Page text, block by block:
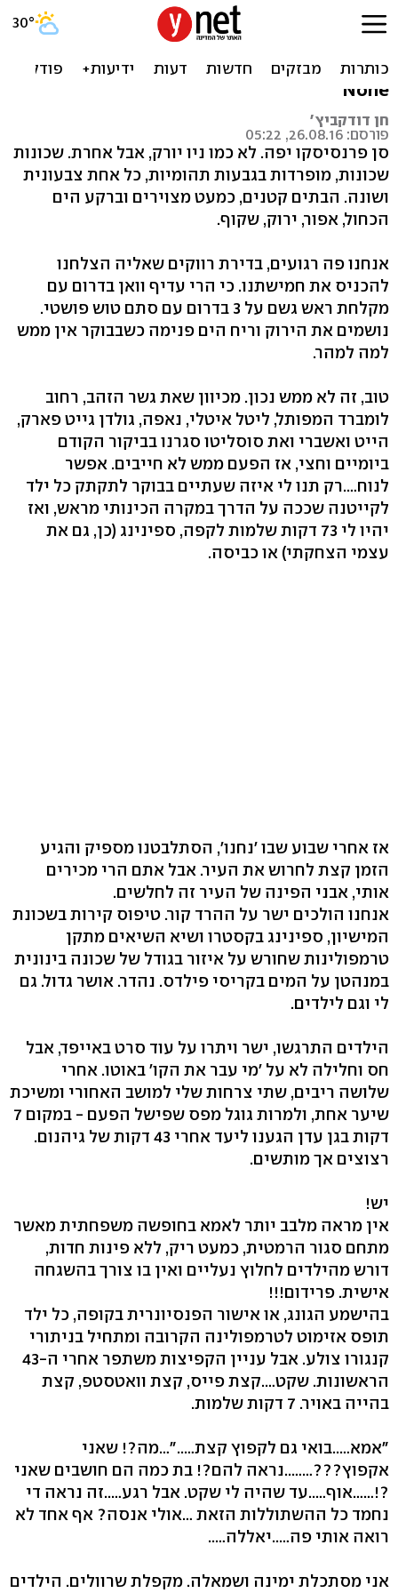
הלב בניו יורק, רצפת האגן בסן
None
חן דודקביץ'
פורסם: 26.08.16, 05:22
סן פרנסיסקו יפה. לא כמו ניו יורק, אבל אחרת. שכונות
שכונות, מופרדות בגבעות תהומיות, כל אחת צבעונית
ושונה. הבתים קטנים, כמעט מצוירים וברקע הים
הכחול, אפור, ירוק, שקוף.
אנחנו פה רגועים, בדירת רווקים שאליה הצלחנו
להכניס את חמישתנו. כי הרי עדיף וואן בדרום עם
מקלחת ראש גשם על 3 בדרום עם סתם טוש פושטי.
נושמים את הירוק וריח הים פנימה כשבבוקר אין ממש
למה למהר.
טוב, זה לא ממש נכון. מכיוון שאת גשר הזהב, רחוב
לומברד המפותל, ליטל איטלי, נאפה, גולדן גייט פארק,
הייט ואשברי ואת סוסליטו סגרנו בביקור הקודם
ביומיים וחצי, אז הפעם ממש לא חייבים. אפשר
לנוח….רק תנו לי איזה שעתיים בבוקר לתקתק כל ילד
לקייטנה שככה על הדרך במקרה הכינותי מראש, ואז
יהיו לי 73 דקות שלמות לקפה, ספינינג (כן, גם את
עצמי הצחקתי) או כביסה.
אז אחרי שבוע שבו ׳נחנו׳, הסתלבטנו מספיק והגיע
הזמן קצת לחרוש את העיר. אבל אתם הרי מכירים
אותי, אבני הפינה של העיר זה לחלשים.
אנחנו הולכים ישר על ההרד קור. טיפוס קירות בשכונת
המישיון, ספינינג בקסטרו ושיא השיאים מתקן
טרמפולינות שחורש על איזור בגודל של שכונה בינונית
במנהטן על המים בקריסי פילדס. נהדר. אושר גדול. גם
לי וגם לילדים.
הילדים התרגשו, ישר ויתרו על עוד סרט באייפד, אבל
חס וחלילה לא על ׳מי עבר את הקו׳ באוטו. אחרי
שלושה ריבים, שתי צרחות שלי למושב האחורי ומשיכת
שיער אחת, ולמרות גוגל מפס שפישל הפעם - במקום 7
דקות בגן עדן הגענו ליעד אחרי 43 דקות של גיהנום.
רצוצים אך מותשים.
יש!
אין מראה מלבב יותר לאמא בחופשה משפחתית מאשר
מתחם סגור הרמטית, כמעט ריק, ללא פינות חדות,
דורש מהילדים לחלוץ נעליים ואין בו צורך בהשגחה
אישית. פרידום!!!
בהישמע הגונג, או אישור הפנסיונרית בקופה, כל ילד
תופס אזימוט לטרמפולינה הקרובה ומתחיל בניתורי
קנגורו צולע. אבל עניין הקפיצות משתפר אחרי ה-43
הראשונות. שקט….קצת פייס, קצת וואטסטפ, קצת
בהייה באויר. 7 דקות שלמות.
״אמא…..בואי גם לקפוץ קצת…..״…מה?! שאני
אקפוץ???……..נראה להם?! בת כמה הם חושבים שאני
?!……אוף…..עד שהיה לי שקט. אבל רגע…..זה נראה די
נחמד כל ההשתוללות הזאת …אולי אנסה? אף אחד לא
רואה אותי פה…..יאללה…..
אני מסתכלת ימינה ושמאלה. מקפלת שרוולים. הילדים